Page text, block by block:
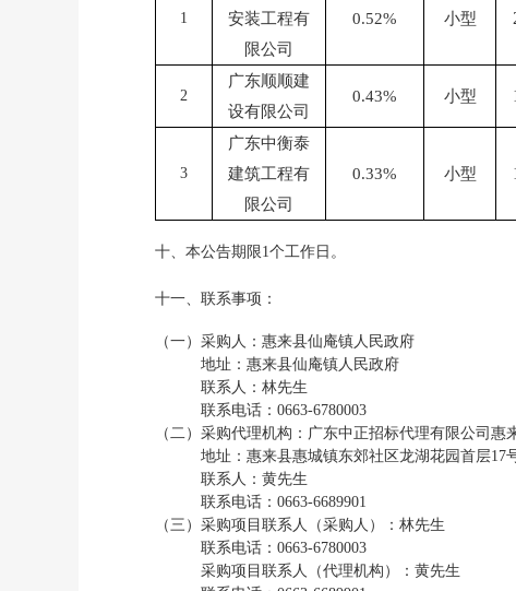
1
安装工程有
限公司
0.52% 小型
2
广东顺顺建
设有限公司
0.43% 小型
3
广东中衡泰
建筑工程有
限公司
0.33% 小型
十、 本公告期限1个工作日。
十一、联系事项：
（一）采购 人： 惠来县仙庵镇人民政府
地址： 惠来县仙庵镇人民政府
联系人： 林先生
联系电话： 0663-6780003
（二）采购代理机构： 广东中正招标代理有限公司惠
地址： 惠来县惠城镇东郊社区龙湖花园首层17
联系人： 黄先生
联系电话： 0663-6689901
（三）采购项目联系人（采购人）： 林先生
联系电话： 0663-6780003
采购项目联系人（代理机构）： 黄先生